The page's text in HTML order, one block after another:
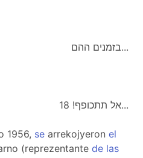
בזמנים ההם...
אל תתכופף! 18...
1956, se arrekojyeron el
(reprezentante de las